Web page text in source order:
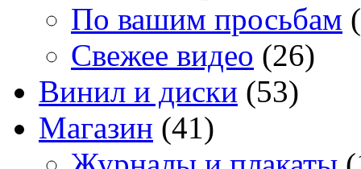
По вашим просьбам
Свежее видео (26)
Винил и диски (53)
Магазин (41)